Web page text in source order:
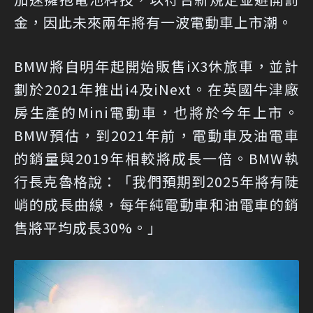
金，因此未來兩年將有一波電動車上市潮。
BMW將自明年起開始販售iX3休旅車，並計
劃於2021年推出i4及iNext。在英國牛津廠
房生產的Mini電動車，也將於今年上市。
BMW預估，到2021年前，電動車及油電車
的銷量與2019年相較將成長一倍。BMW執
行長克魯格說：「我們預期到2025年將有陡
峭的成長曲線，每年純電動車和油電車的銷
售將平均成長30%。」